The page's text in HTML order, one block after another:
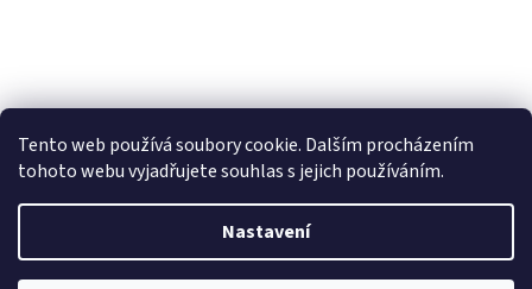
Tento web používá soubory cookie. Dalším procházením
tohoto webu vyjadřujete souhlas s jejich používáním.
Nastavení